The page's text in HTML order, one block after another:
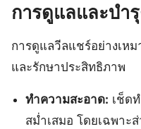
การดูแลและบำ
การดูแลวีลแชร์อย่างเห
และรักษาประสิทธิภาพ
ทำความสะอาด: เช็ด
สม่ำเสมอ โดยเฉพาะ